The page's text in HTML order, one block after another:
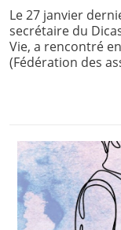
Le 27 janvier
secrétaire du
Vie, a rencontré
(Fédération des